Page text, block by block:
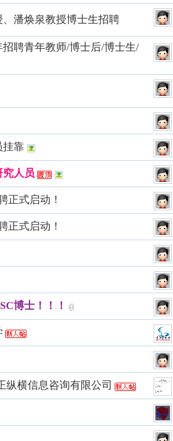
潘焕泉教授博士生招聘
聘青年教师/博士后/博士生/
挂靠
究人员
正式启动！
正式启动！
博士！！！
纵横信息咨询有限公司